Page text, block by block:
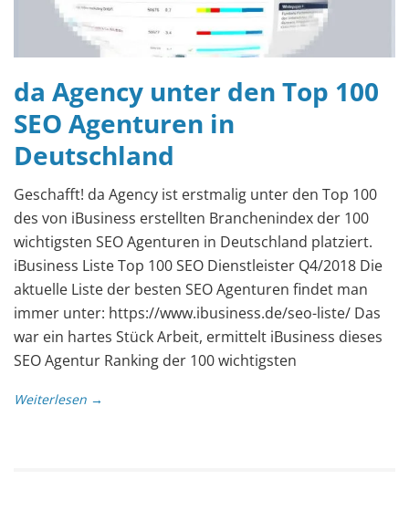
da Agency unter den Top 100
SEO Agenturen in
Deutschland
Geschafft! da Agency ist erstmalig unter den Top 100
des von iBusiness erstellten Branchenindex der 100
wichtigsten SEO Agenturen in Deutschland platziert.
iBusiness Liste Top 100 SEO Dienstleister Q4/2018 Die
aktuelle Liste der besten SEO Agenturen findet man
immer unter: https://www.ibusiness.de/seo-liste/ Das
war ein hartes Stück Arbeit, ermittelt iBusiness dieses
SEO Agentur Ranking der 100 wichtigsten
Weiterlesen →